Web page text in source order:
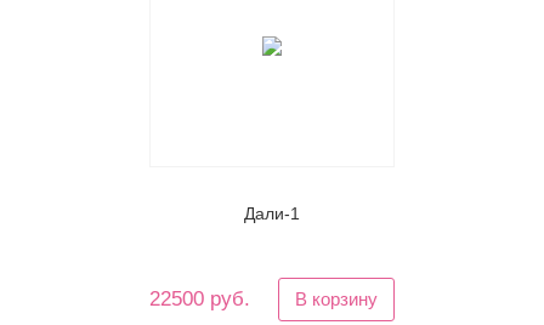
Дали-1
22500 руб. В корзину